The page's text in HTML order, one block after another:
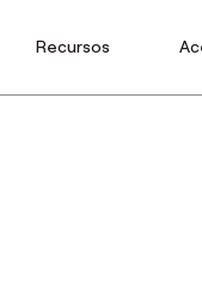
Recursos